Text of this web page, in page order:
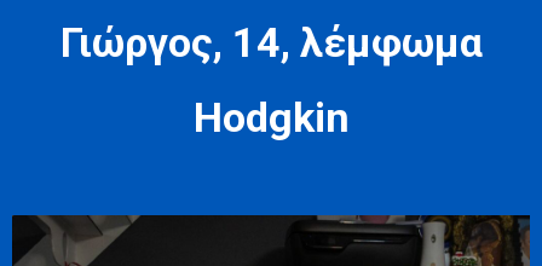
Γιώργος, 14, λέμφωμα
Hodgkin